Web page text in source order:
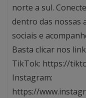
norte a sul.
dentro das nossas
sociais e
Basta clicar nos
TikTok: https://
Instagram:
https://